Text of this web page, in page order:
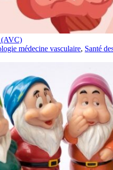
(AVC)
médecine vasculaire, Santé